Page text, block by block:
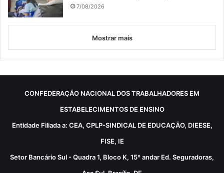
7/08/2026
Mostrar mais
CONFEDERAÇÃO NACIONAL DOS TRABALHADORES EM
ESTABELECIMENTOS DE ENSINO
Entidade Filiada a: CEA, CPLP-SINDICAL DE EDUCAÇÃO, DIEESE,
FISE, IE
Setor Bancário Sul - Quadra 1, Bloco K, 15º andar Ed. Seguradoras,